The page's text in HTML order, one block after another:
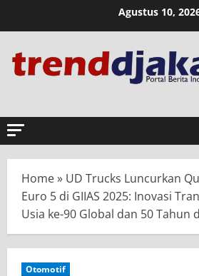
Agustus 10,
Home» UD Trucks Luncurkan
Euro 5 di GIIAS 2025: Inovasi
Usia ke-90 Global dan 50 Tahun
Otomotif